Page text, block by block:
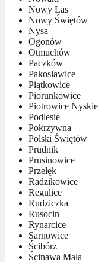
Nowy Las
Nowy Świętów
Nysa
Ogonów
Otmuchów
Paczków
Pakosławice
Piątkowice
Piorunkowice
Piotrowice Nyskie
Podlesie
Pokrzywna
Polski Świętów
Prudnik
Prusinowice
Przełęk
Radzikowice
Regulice
Rudziczka
Rusocin
Rynarcice
Sarnowice
Ścibórz
Ścinawa Mała